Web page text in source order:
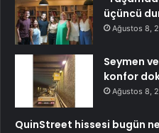
üçüncü
Ağustos 8,
Seymen
konfor
Ağustos 8,
QuinStreet hissesi bugün